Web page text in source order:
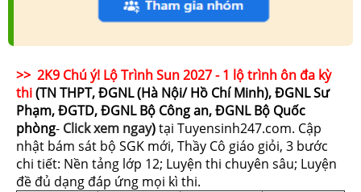
>> 2K9 Chú ý! Lộ Trình Sun 2027 - 1 lộ trình ôn đa kỳ
thi(TN THPT, ĐGNL (Hà Nội/ Hồ Chí Minh), ĐGNL Sư
Phạm, ĐGTD, ĐGNL Bộ Công an, ĐGNL Bộ Quốc
phòng- Click xem ngay)tại Tuyensinh247.com. Cập
nhật bám sát bộ SGK mới, Thầy Cô giáo giỏi, 3 bước
chi tiết: Nền tảng lớp 12; Luyện thi chuyên sâu; Luyện
đề đủ dạng đáp ứng mọi kì thi.